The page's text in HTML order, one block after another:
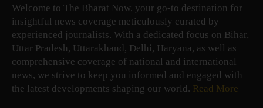
Welcome to The Bharat Now, your go-to destination for
insightful news coverage meticulously curated by
experienced journalists. With a dedicated focus on Bihar,
Uttar Pradesh, Uttarakhand, Delhi, Haryana, as well as
comprehensive coverage of national and international
news, we strive to keep you informed and engaged with
the latest developments shaping our world. Read More